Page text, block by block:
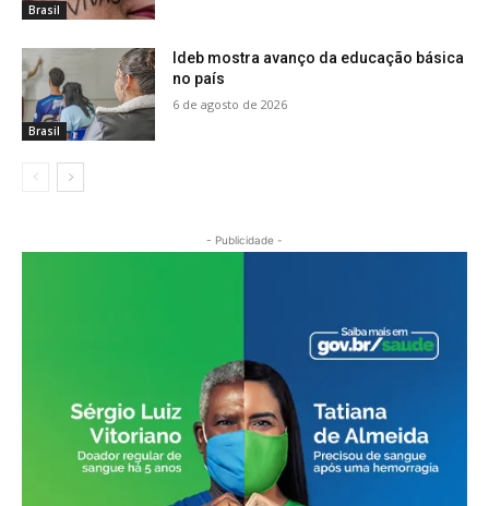
Brasil
Brasil
Ideb mostra avanço da educação básica
no país
6 de agosto de 2026
- Publicidade -